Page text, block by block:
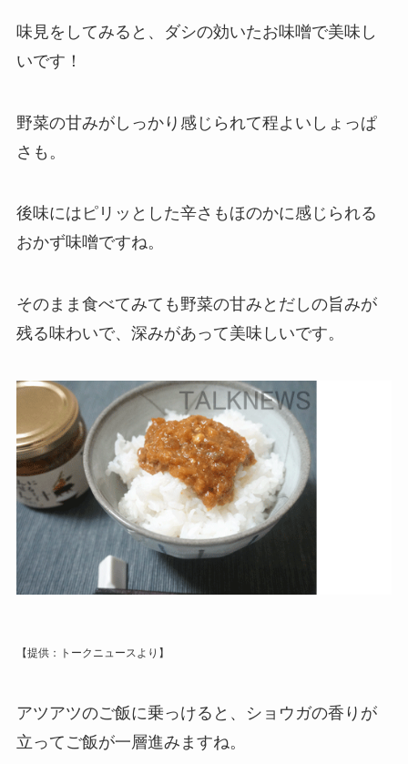
味見をしてみると、ダシの効いたお味噌で美味し
いです！
野菜の甘みがしっかり感じられて程よいしょっぱ
さも。
後味にはピリッとした辛さもほのかに感じられる
おかず味噌ですね。
そのまま食べてみても野菜の甘みとだしの旨みが
残る味わいで、深みがあって美味しいです。
【提供：トークニュースより】
アツアツのご飯に乗っけると、ショウガの香りが
立ってご飯が一層進みますね。